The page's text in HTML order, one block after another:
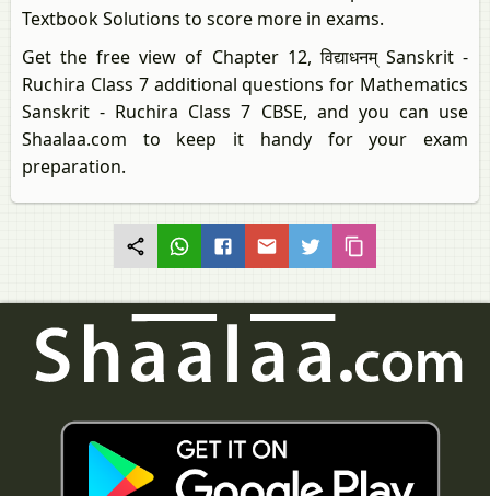
Textbook Solutions to score more in exams.
Get the free view of Chapter 12, विद्याधनम् Sanskrit -
Ruchira Class 7 additional questions for Mathematics
Sanskrit - Ruchira Class 7 CBSE, and you can use
Shaalaa.com to keep it handy for your exam
preparation.